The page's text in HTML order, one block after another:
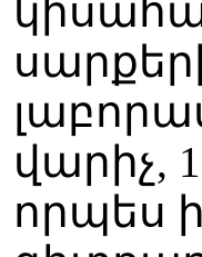
վարիչ,
որպես